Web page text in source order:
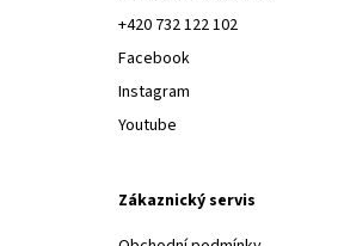
+420 732 122 102
Facebook
Instagram
Youtube
Zákaznický servis